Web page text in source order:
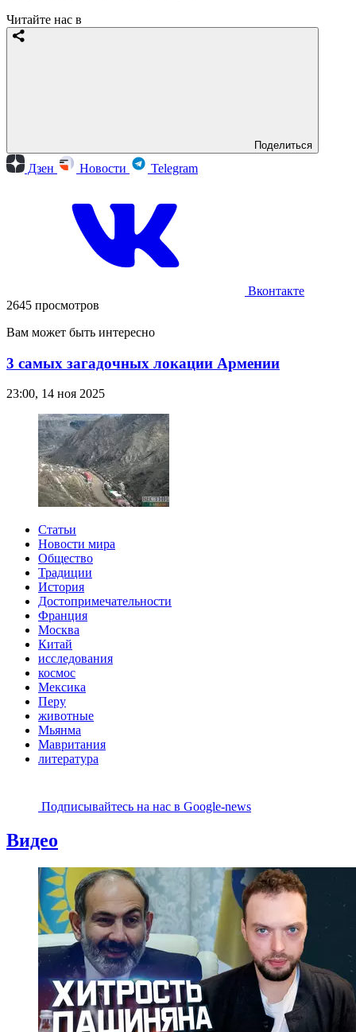
Читайте нас в
Поделиться
Дзен Новости Telegram
Вконтакте
2645 просмотров
Вам может быть интересно
3 самых загадочных локации Армении
23:00, 14 ноя 2025
Статьи
Новости мира
Общество
Традиции
История
Достопримечательности
Франция
Москва
Китай
исследования
космос
Мексика
Перу
животные
Мьянма
Мавритания
литература
Подписывайтесь на наc в Google-news
Видео